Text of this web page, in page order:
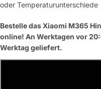
oder Temperaturunterschiede
Bestelle das Xiaomi M365
online! An Werktagen vor
Werktag geliefert.